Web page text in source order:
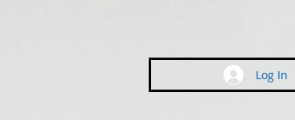
Log In